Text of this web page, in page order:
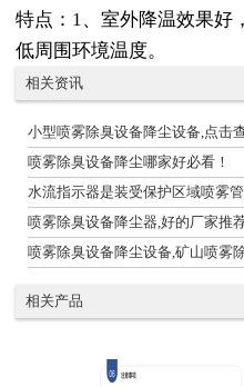
特点：1、室外降温效果好
低周围环境温度。
相关资讯
小型喷雾除臭设备降尘设备,点击
喷雾除臭设备降尘哪家好必看！
水流指示器是装受保护区域喷雾
喷雾除臭设备降尘器,好的厂家推
喷雾除臭设备降尘设备,矿山喷雾除
相关产品